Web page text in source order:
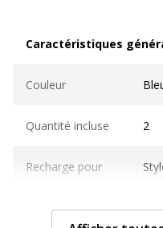
Caractéristiques
Couleur
Quantité incluse 2
Recharge pour
Sous-catégorie